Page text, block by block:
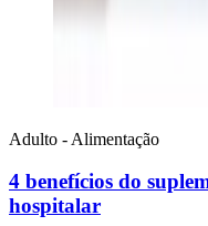
Adulto - Alimentação
4 benefícios do
hospitalar